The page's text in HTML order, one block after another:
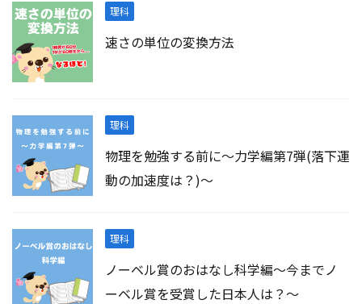
理科
速さの単位の変換方法
理科
物理を勉強する前に～力学編第7弾(落下運
動の加速度は？)～
理科
ノーベル賞のおはなし科学編～今までノ
ーベル賞を受賞した日本人は？～